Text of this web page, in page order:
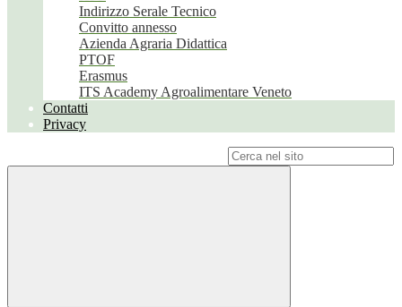
Indirizzo Serale Tecnico
Convitto annesso
Azienda Agraria Didattica
PTOF
Erasmus
ITS Academy Agroalimentare Veneto
Contatti
Privacy